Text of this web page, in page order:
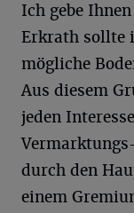
Ich gebe
Erkrath sollte
mögliche
Aus diesem
jeden
durch den
einem